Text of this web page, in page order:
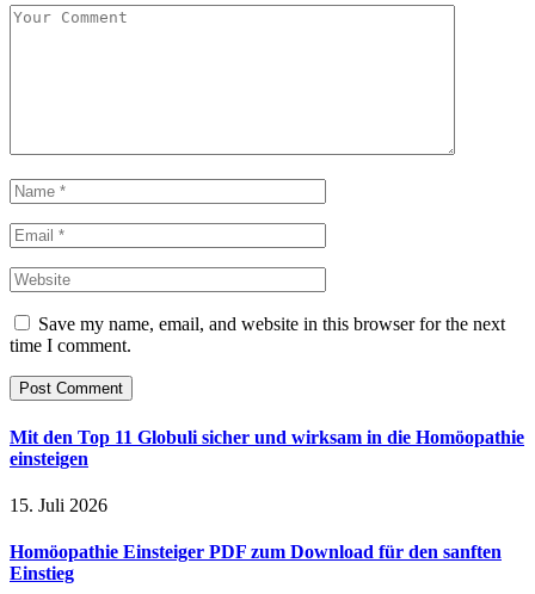
Save my name, email, and website in this browser for the next
time I comment.
Mit den Top 11 Globuli sicher und wirksam in die Homöopathie
einsteigen
15. Juli 2026
Homöopathie Einsteiger PDF zum Download für den sanften
Einstieg